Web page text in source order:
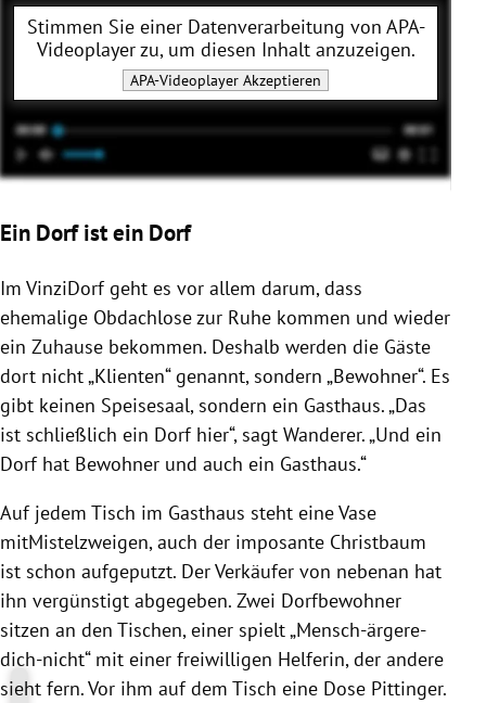
Stimmen Sie einer Datenverarbeitung von APA-
Videoplayerzu, um diesen Inhalt anzuzeigen.
APA-Videoplayer Akzeptieren
Ein Dorf ist ein Dorf
Im VinziDorfgeht es vor allem darum, dass
ehemalige Obdachlose zur Ruhe kommen und wieder
ein Zuhause bekommen. Deshalb werden die Gäste
dort nicht „Klienten“ genannt, sondern „Bewohner“. Es
gibt keinen Speisesaal, sondern ein Gasthaus. „Das
ist schließlich ein Dorf hier“, sagt Wanderer. „Und ein
Dorf hat Bewohner und auch ein Gasthaus.“
Auf jedem Tisch im Gasthaus steht eine Vase
mitMistelzweigen, auch der imposante Christbaum
ist schon aufgeputzt. Der Verkäufer von nebenan hat
ihn vergünstigt abgegeben. Zwei Dorfbewohner
sitzen an den Tischen, einer spielt „Mensch-ärgere-
dich-nicht“ mit einer freiwilligen Helferin, der andere
sieht fern. Vor ihm auf dem Tisch eine Dose Pittinger.